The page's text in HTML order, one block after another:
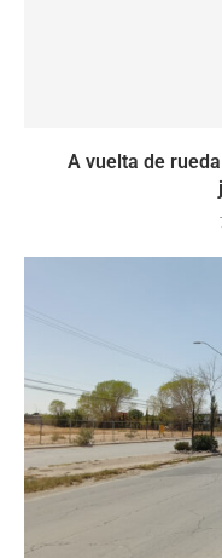
A vuelta de